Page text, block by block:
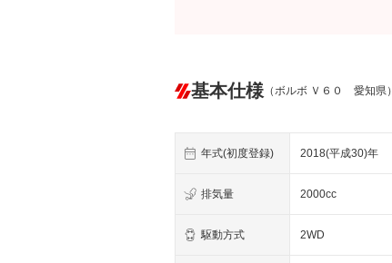
基本仕様 （ボルボ Ｖ６０ 愛知県）
年式(初度登録) 2018(平成30)年
排気量 2000cc
駆動方式 2WD